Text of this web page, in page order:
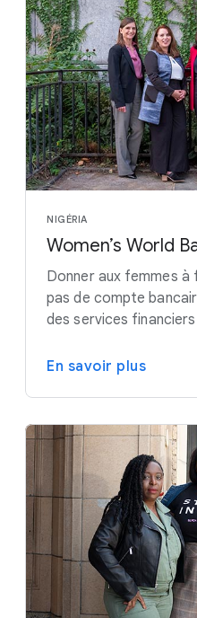
NIGÉRIA
Women’s World
Donner aux femmes
pas de compte
des services financiers
En savoir plus